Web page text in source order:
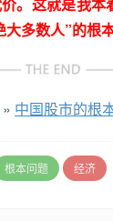
多数人”的根
» 中国股市的根
根本问题 经济